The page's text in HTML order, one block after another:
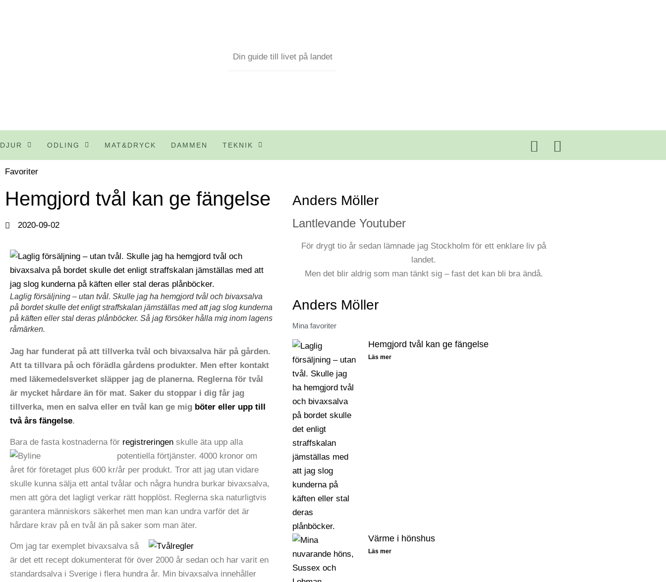
Din guide till livet på landet
DJUR ODLING MAT&DRYCK DAMMEN TEKNIK
Favoriter
Hemgjord tvål kan ge fängelse
2020-09-02
Laglig försäljning – utan tvål. Skulle jag ha hemgjord tvål och bivaxsalva
på bordet skulle det enligt straffskalan jämställas med att jag slog kunderna
på käften eller stal deras plånböcker. Så jag försöker hålla mig inom lagens
råmärken.
Jag har funderat på att tillverka tvål och bivaxsalva här på gården.
Att ta tillvara på och förädla gårdens produkter. Men efter kontakt
med läkemedelsverket släpper jag de planerna. Reglerna för tvål
är mycket hårdare än för mat. Saker du stoppar i dig får jag
tillverka, men en salva eller en tvål kan ge mig böter eller upp till
två års fängelse.
Bara de fasta kostnaderna för registreringen skulle äta upp alla
potentiella förtjänster. 4000 kronor om
året för företaget plus 600 kr/år per produkt. Tror att jag utan vidare
skulle kunna sälja ett antal tvålar och några hundra burkar bivaxsalva,
men att göra det lagligt verkar rätt hopplöst. Reglerna ska naturligtvis
garantera människors säkerhet men man kan undra varför det är
hårdare krav på en tvål än på saker som man äter.
Om jag tar exemplet bivaxsalva så
är det ett recept dokumenterat för över 2000 år sedan och har varit en
standardsalva i Sverige i flera hundra år. Min bivaxsalva innehåller
Anders Möller
Lantlevande Youtuber
För drygt tio år sedan lämnade jag Stockholm för ett enklare liv på
landet.
Men det blir aldrig som man tänkt sig – fast det kan bli bra ändå.
Anders Möller
Mina favoriter
Hemgjord tvål kan ge fängelse
Läs mer
Värme i hönshus
Läs mer